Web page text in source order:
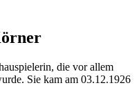
die vor allem
Sie kam am 03.12.1926